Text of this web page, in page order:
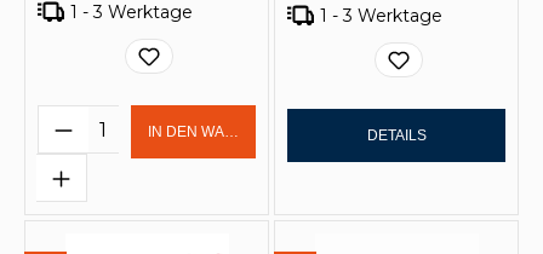
1 - 3 Werktage
Produkt Anzahl: Gib den
IN DEN WARENKORB
1 - 3 Werktage
DETAILS